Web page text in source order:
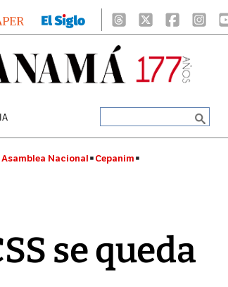
Asamblea Nacional Cepanim
se queda